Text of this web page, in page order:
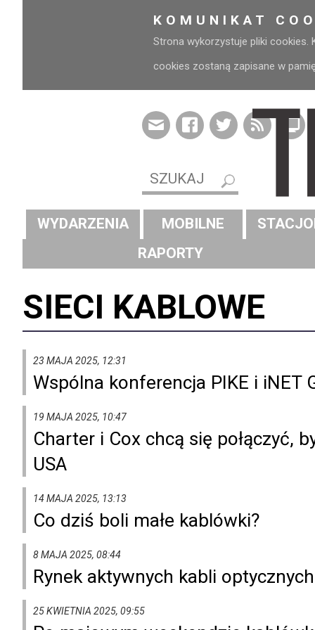
KOMUNIKAT
Strona wykorzystuje pliki cookies.
cookies zostaną zapisane w
WYDARZENIA MOBILNE
RAPORTY
SIECI KABLOWE
23 MAJA 2025, 12:31
Wspólna konferencja PIKE i iNET
19 MAJA 2025, 10:47
Charter i Cox chcą się połączyć,
USA
14 MAJA 2025, 13:13
Co dziś boli małe kablówki?
8 MAJA 2025, 08:44
Rynek aktywnych kabli
25 KWIETNIA 2025, 09:55